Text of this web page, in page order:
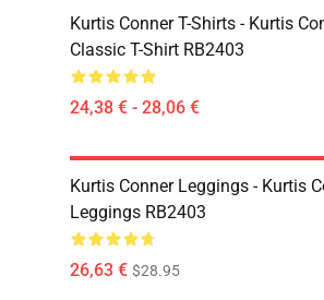
Kurtis Conner T-Shirts - Kurtis
Classic T-Shirt RB2403
24,38 € - 28,06 €
Kurtis Conner Leggings - Kurtis
Leggings RB2403
26,63 € $28.95